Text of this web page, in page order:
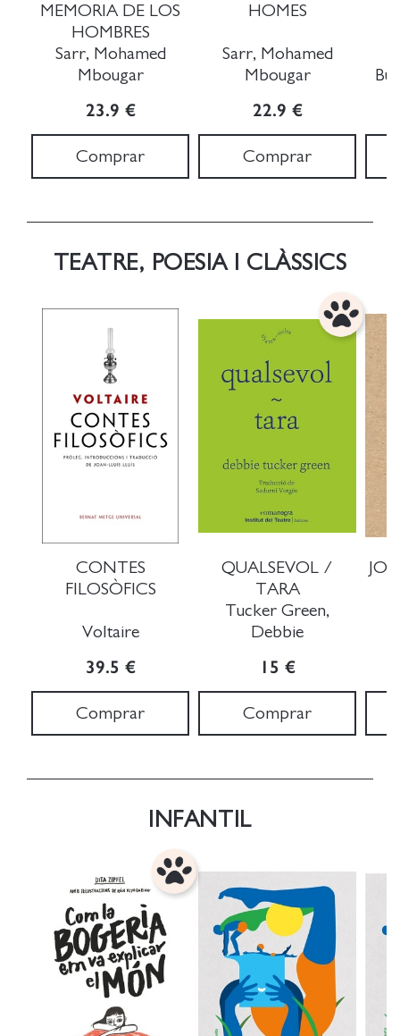
MEMORIA DE LOS
HOMBRES
Sarr, Mohamed
Mbougar
23.9 €
Comprar
HOMES
Sarr, Mohamed
Mbougar
22.9 €
Comprar
TEATRE, POESIA I CLÀSSICS
CONTES
FILOSÒFICS
Voltaire
39.5 €
Comprar
QUALSEVOL /
TARA
Tucker Green,
Debbie
15 €
Comprar
INFANTIL